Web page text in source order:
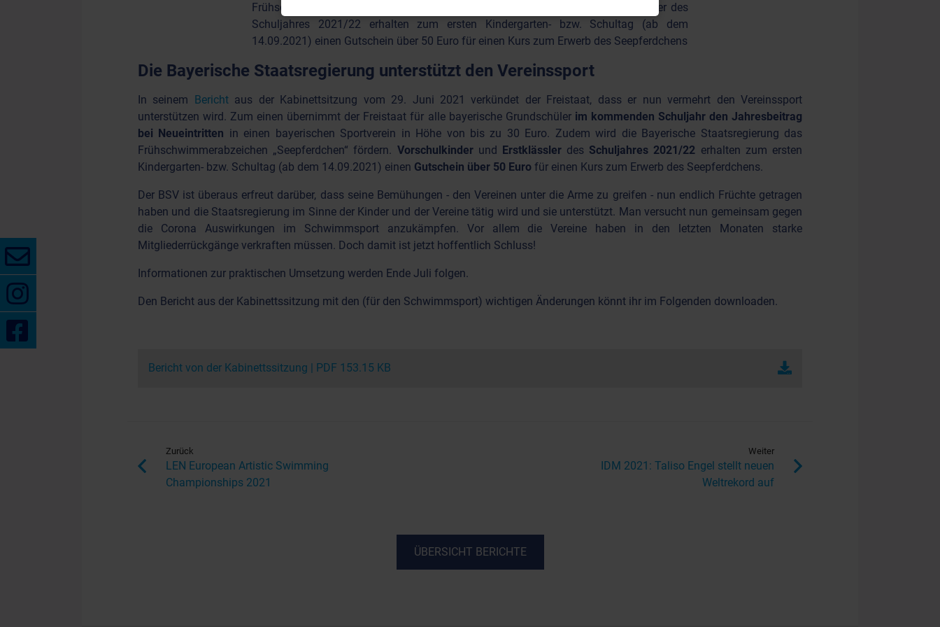
Frühschwimmerabzeichen „Seepferdchen“ fördern. Vorschulkinder und Erstklässler des
Schuljahres 2021/22 erhalten zum ersten Kindergarten- bzw. Schultag (ab dem
14.09.2021) einen Gutschein über 50 Euro für einen Kurs zum Erwerb des Seepferdchens
Die Bayerische Staatsregierung unterstützt den Vereinssport
In seinem Berichtaus der Kabinettsitzung vom 29. Juni 2021 verkündet der Freistaat, dass er nun vermehrt den Vereinssport
unterstützen wird. Zum einen übernimmt der Freistaat für alle bayerische Grundschüler im kommenden Schuljahr den Jahresbeitrag
bei Neueintritten in einen bayerischen Sportverein in Höhe von bis zu 30 Euro. Zudem wird die Bayerische Staatsregierung das
Frühschwimmerabzeichen „Seepferdchen“ fördern. Vorschulkinderund Erstklässlerdes Schuljahres 2021/22 erhalten zum ersten
Kindergarten- bzw. Schultag (ab dem 14.09.2021) einen Gutschein über 50 Euro für einen Kurs zum Erwerb des Seepferdchens.
Der BSV ist überaus erfreut darüber, dass seine Bemühungen - den Vereinen unter die Arme zu greifen - nun endlich Früchte getragen
haben und die Staatsregierung im Sinne der Kinder und der Vereine tätig wird und sie unterstützt. Man versucht nun gemeinsam gegen
die Corona Auswirkungen im Schwimmsport anzukämpfen. Vor allem die Vereine haben in den letzten Monaten starke
Mitgliederrückgänge verkraften müssen. Doch damit ist jetzt hoffentlich Schluss!
Informationen zur praktischen Umsetzung werden Ende Juli folgen.
Den Bericht aus der Kabinettssitzung mit den (für den Schwimmsport) wichtigen Änderungen könnt ihr im Folgenden downloaden.
Bericht von der Kabinettssitzung PDF 153.15 KB
Zurück
LEN European Artistic Swimming
Championships 2021
Weiter
IDM 2021: Taliso Engel stellt neuen
Weltrekord auf
ÜBERSICHT BERICHTE